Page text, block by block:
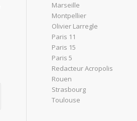
Marseille
Montpellier
Olivier Larregle
Paris 11
Paris 15
Paris 5
Redacteur Acropolis
Rouen
Strasbourg
Toulouse